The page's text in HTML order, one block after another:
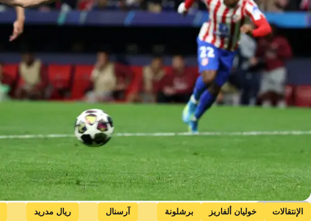
Getty Images
الإنتقالات خوليان ألفاريز برشلونة آرسنال ريال مدريد